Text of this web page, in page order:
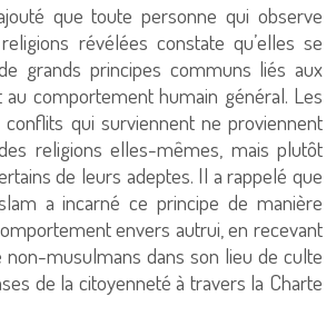
que toute personne qui observe
révélées constate qu’elles se
grands principes communs liés aux
comportement humain général. Les
qui surviennent ne proviennent
religions elles-mêmes, mais plutôt
de leurs adeptes. Il a rappelé que
a incarné ce principe de manière
envers autrui, en recevant
non-musulmans dans son lieu de culte
de la citoyenneté à travers la Charte